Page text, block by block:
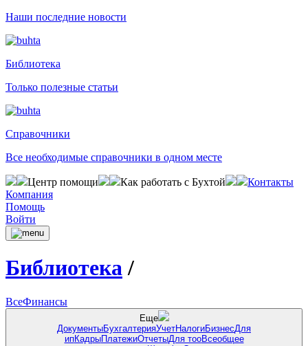
Наши последние новости
Библиотека
Только полезные статьи
Справочники
Все необходимые справочники в одном месте
Центр помощи Как работать с Бухтой
Контакты
Компания
Помощь
Войти
Библиотека/
ВсеФинансы
Еще
ДокументыБухгалтерияУчетНалогиБизнесДля
ипКадрыПлатежиОтчетыДля тооВсеобщее